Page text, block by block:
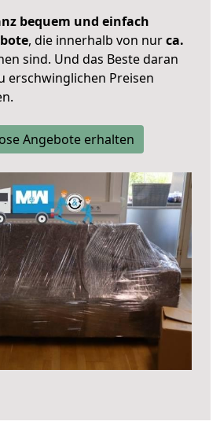
bequem und einfach
, die innerhalb von nurca.
sind. Und das Beste daran
erschwinglichen Preisen
Angebote erhalten